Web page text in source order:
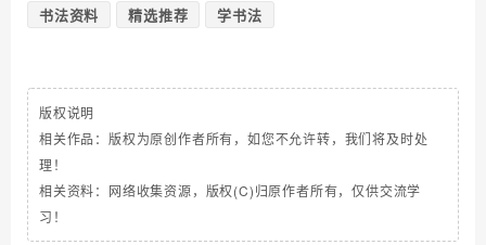
书法资料 精选推荐 学书法
版权说明
相关作品：版权为原创作者所有，如您不允许转，我们将及时处
理！
相关资料：网络收集资源，版权(C)归原作者所有，仅供交流学
习！